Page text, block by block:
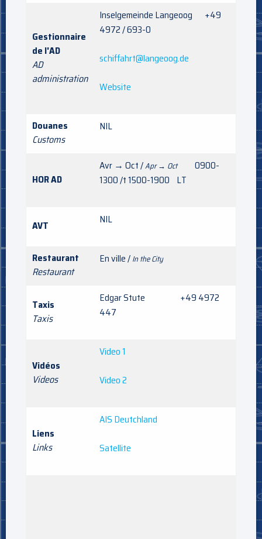
Gestionnaire
de l'AD
AD
administration
Inselgemeinde Langeoog +49
4972 / 693-0
schiffahrt@langeoog.de
Website
Douanes
Customs
NIL
HOR AD
Avr → Oct /Apr → Oct 0900-
1300 /t 1500-1900 LT
AVT NIL
Restaurant
Restaurant
En ville /In the City
Taxis
Taxis
Edgar Stute +49 4972
447
Vidéos
Videos
Video 1
Video 2
Liens
Links
AIS Deutchland
Satellite